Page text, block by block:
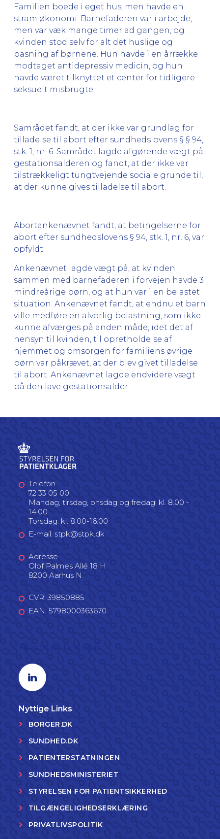
Familien boede i eget hus, men havde en
stram økonomi. Barnefaderen var i arbejde,
men var væk mange timer ad gangen, og
kvinden stod selv for alt det huslige og
pasning af børnene. Hun havde i en årrække
modtaget antidepressiv medicin, og hun
havde været tilknyttet et center for tidligere
seksuelt misbrugte.
Samrådet fandt, at der ikke var grundlag for
tilladelse til abort efter sundhedslovens § § 94,
stk. 1, nr. 6. Samrådet lagde afgørende vægt på
gestationsalderen og fandt, at der ikke var
tilstrækkeligt tungtvejende sociale grunde til,
at der kunne gives tilladelse til abort.
Abortankenævnet fandt, at betingelserne for
abort efter sundhedslovens § 94, stk. 1, nr. 6, var
opfyldt.
Ankenævnet lagde vægt på, at kvinden
sammen med barnefaderen i forvejen havde 3
mindreårige børn, og at hun var i en belastet
situation. Ankenævnet fandt, at endnu et barn
ville medføre en alvorlig belastning, som ikke
kunne afværges på anden måde, idet det af
hensyn til kvinden, til opretholdelse af
hjemmet og omsorgen for familiens øvrige
børn var påkrævet, at der blev givet tilladelse
til abort. Ankenævnet lagde endvidere vægt
på den lave gestationsalder.
Telefon
72 33 05 00
Mandag, tirsdag, onsdag og fredag: kl. 8.00 -
14.00
Torsdag: kl. 8.00-16.00
E-mail: stpk@stpk.dk
Adresse
Olof Palmes Allé 18 H
8200 Aarhus N
CVR: 39850885
EAN: 5798000363670
Linkedin profil
Nyttige Links
BORGER.DK
SUNDHED.DK
PATIENTERSTATNINGEN
SUNDHEDSMINISTERIET
STYRELSEN FOR PATIENTSIKKERHED
TILGÆNGELIGHEDSERKLÆRING
PRIVATLIVSPOLITIK